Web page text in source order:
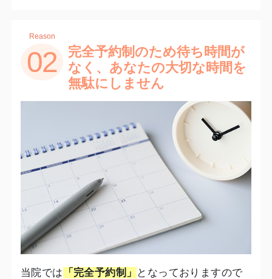
Reason
02
完全予約制のため待ち時間が
なく、あなたの大切な時間を
無駄にしません
当院では 「完全予約制」
となっておりますので